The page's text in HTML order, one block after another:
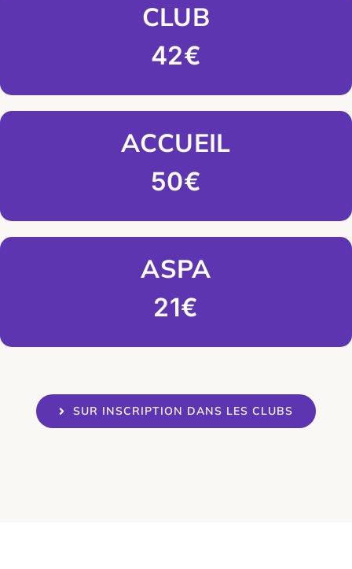
CLUB
42€
ACCUEIL
50€
ASPA
21€
SUR INSCRIPTION DANS LES CLUBS